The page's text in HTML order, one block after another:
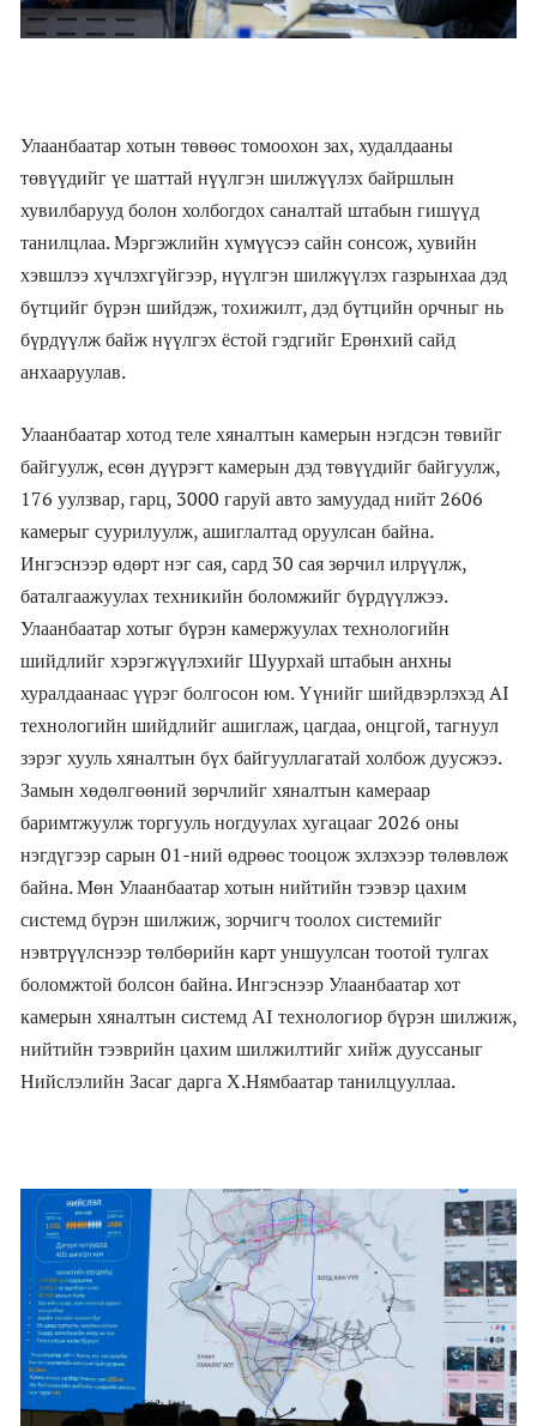
Улаанбаатар хотын төвөөс томоохон зах, худалдааны
төвүүдийг үе шаттай нүүлгэн шилжүүлэх байршлын
хувилбарууд болон холбогдох саналтай штабын гишүүд
танилцлаа. Мэргэжлийн хүмүүсээ сайн сонсож, хувийн
хэвшлээ хүчлэхгүйгээр, нүүлгэн шилжүүлэх газрынхаа дэд
бүтцийг бүрэн шийдэж, тохижилт, дэд бүтцийн орчныг нь
бүрдүүлж байж нүүлгэх ёстой гэдгийг Ерөнхий сайд
анхааруулав.
Улаанбаатар хотод теле хяналтын камерын нэгдсэн төвийг
байгуулж, есөн дүүрэгт камерын дэд төвүүдийг байгуулж,
176 уулзвар, гарц, 3000 гаруй авто замуудад нийт 2606
камерыг суурилуулж, ашиглалтад оруулсан байна.
Ингэснээр өдөрт нэг сая, сард 30 сая зөрчил илрүүлж,
баталгаажуулах техникийн боломжийг бүрдүүлжээ.
Улаанбаатар хотыг бүрэн камержуулах технологийн
шийдлийг хэрэгжүүлэхийг Шуурхай штабын анхны
хуралдаанаас үүрэг болгосон юм. Үүнийг шийдвэрлэхэд AI
технологийн шийдлийг ашиглаж, цагдаа, онцгой, тагнуул
зэрэг хууль хяналтын бүх байгууллагатай холбож дуусжээ.
Замын хөдөлгөөний зөрчлийг хяналтын камераар
баримтжуулж торгууль ногдуулах хугацааг 2026 оны
нэгдүгээр сарын 01-ний өдрөөс тооцож эхлэхээр төлөвлөж
байна. Мөн Улаанбаатар хотын нийтийн тээвэр цахим
системд бүрэн шилжиж, зорчигч тоолох системийг
нэвтрүүлснээр төлбөрийн карт уншуулсан тоотой тулгах
боломжтой болсон байна. Ингэснээр Улаанбаатар хот
камерын хяналтын системд АI технологиор бүрэн шилжиж,
нийтийн тээврийн цахим шилжилтийг хийж дууссаныг
Нийслэлийн Засаг дарга Х.Нямбаатар танилцууллаа.